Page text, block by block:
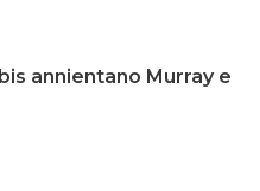
annientano Murray e